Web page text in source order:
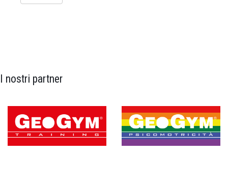
I nostri partner